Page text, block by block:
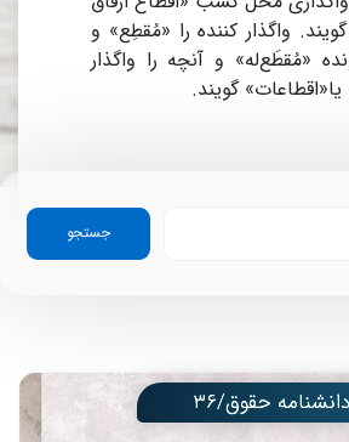
واگذار کننده را «مُقطِع» و
«مُقطَع‌له» و آنچه ‏را واگذار
گویند.
جستجو
دانشنامه حقوق/۳۶